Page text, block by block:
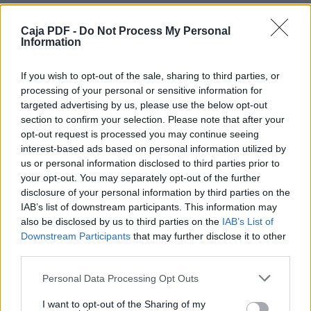
Caja PDF - Do Not Process My Personal
Information
If you wish to opt-out of the sale, sharing to third parties, or
processing of your personal or sensitive information for
targeted advertising by us, please use the below opt-out
section to confirm your selection. Please note that after your
opt-out request is processed you may continue seeing
interest-based ads based on personal information utilized by
us or personal information disclosed to third parties prior to
your opt-out. You may separately opt-out of the further
disclosure of your personal information by third parties on the
IAB’s list of downstream participants. This information may
also be disclosed by us to third parties on the IAB’s List of
Downstream Participants that may further disclose it to other
Personal Data Processing Opt Outs
I want to opt-out of the Sharing of my
pues cuando él vea sus caras más
edad, expondrán mi cabeza ante el melej.
1:11 Entonces Daniyel le dijo al inspector, a
cargo de Daniyel, Jananyah, Mishael y
Azaryah:
1:12 Por favor, prueba a tus siervos durante
diez días; que nos den de comer sólo
legumbres y de beber sólo agua.
1:13 Luego observa tú mismo nuestro
aspecto y el de los jóvenes que comen de la
ración
de los manjares del melej. Y según lo que
veas, así harás con tus siervos.
1:14 Él los escuchó en este asunto y los
probó durante diez días.
1:15 Al final de los diez días el aspecto de
ellos se veía mejor y más nutrido de carnes
el de los otros jóvenes que comían de la
Descargar el documento (PDF)
Daniyel.pdf (PDF, 305 KB)
Descargar
Comparte el documento